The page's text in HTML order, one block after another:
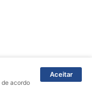
acordo
Aceitar